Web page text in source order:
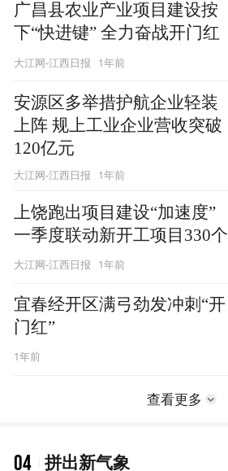
广昌县农业产业项目建设按
下“快进键” 全力奋战开门红
大江网-江西日报 1年前
安源区多举措护航企业轻装
上阵 规上工业企业营收突破
120亿元
大江网-江西日报 1年前
上饶跑出项目建设“加速度”
一季度联动新开工项目330个
大江网-江西日报 1年前
宜春经开区满弓劲发冲刺“开
门红”
1年前
查看更多
04 拼出新气象